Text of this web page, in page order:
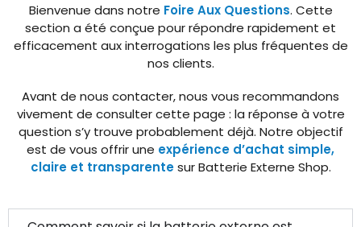
Bienvenue dans notre Foire Aux Questions. Cette
section a été conçue pour répondre rapidement et
efficacement aux interrogations les plus fréquentes de
nos clients.
Avant de nous contacter, nous vous recommandons
vivement de consulter cette page : la réponse à votre
question s’y trouve probablement déjà. Notre objectif
est de vous offrir une expérience d’achat simple,
claire et transparentesur Batterie Externe Shop.